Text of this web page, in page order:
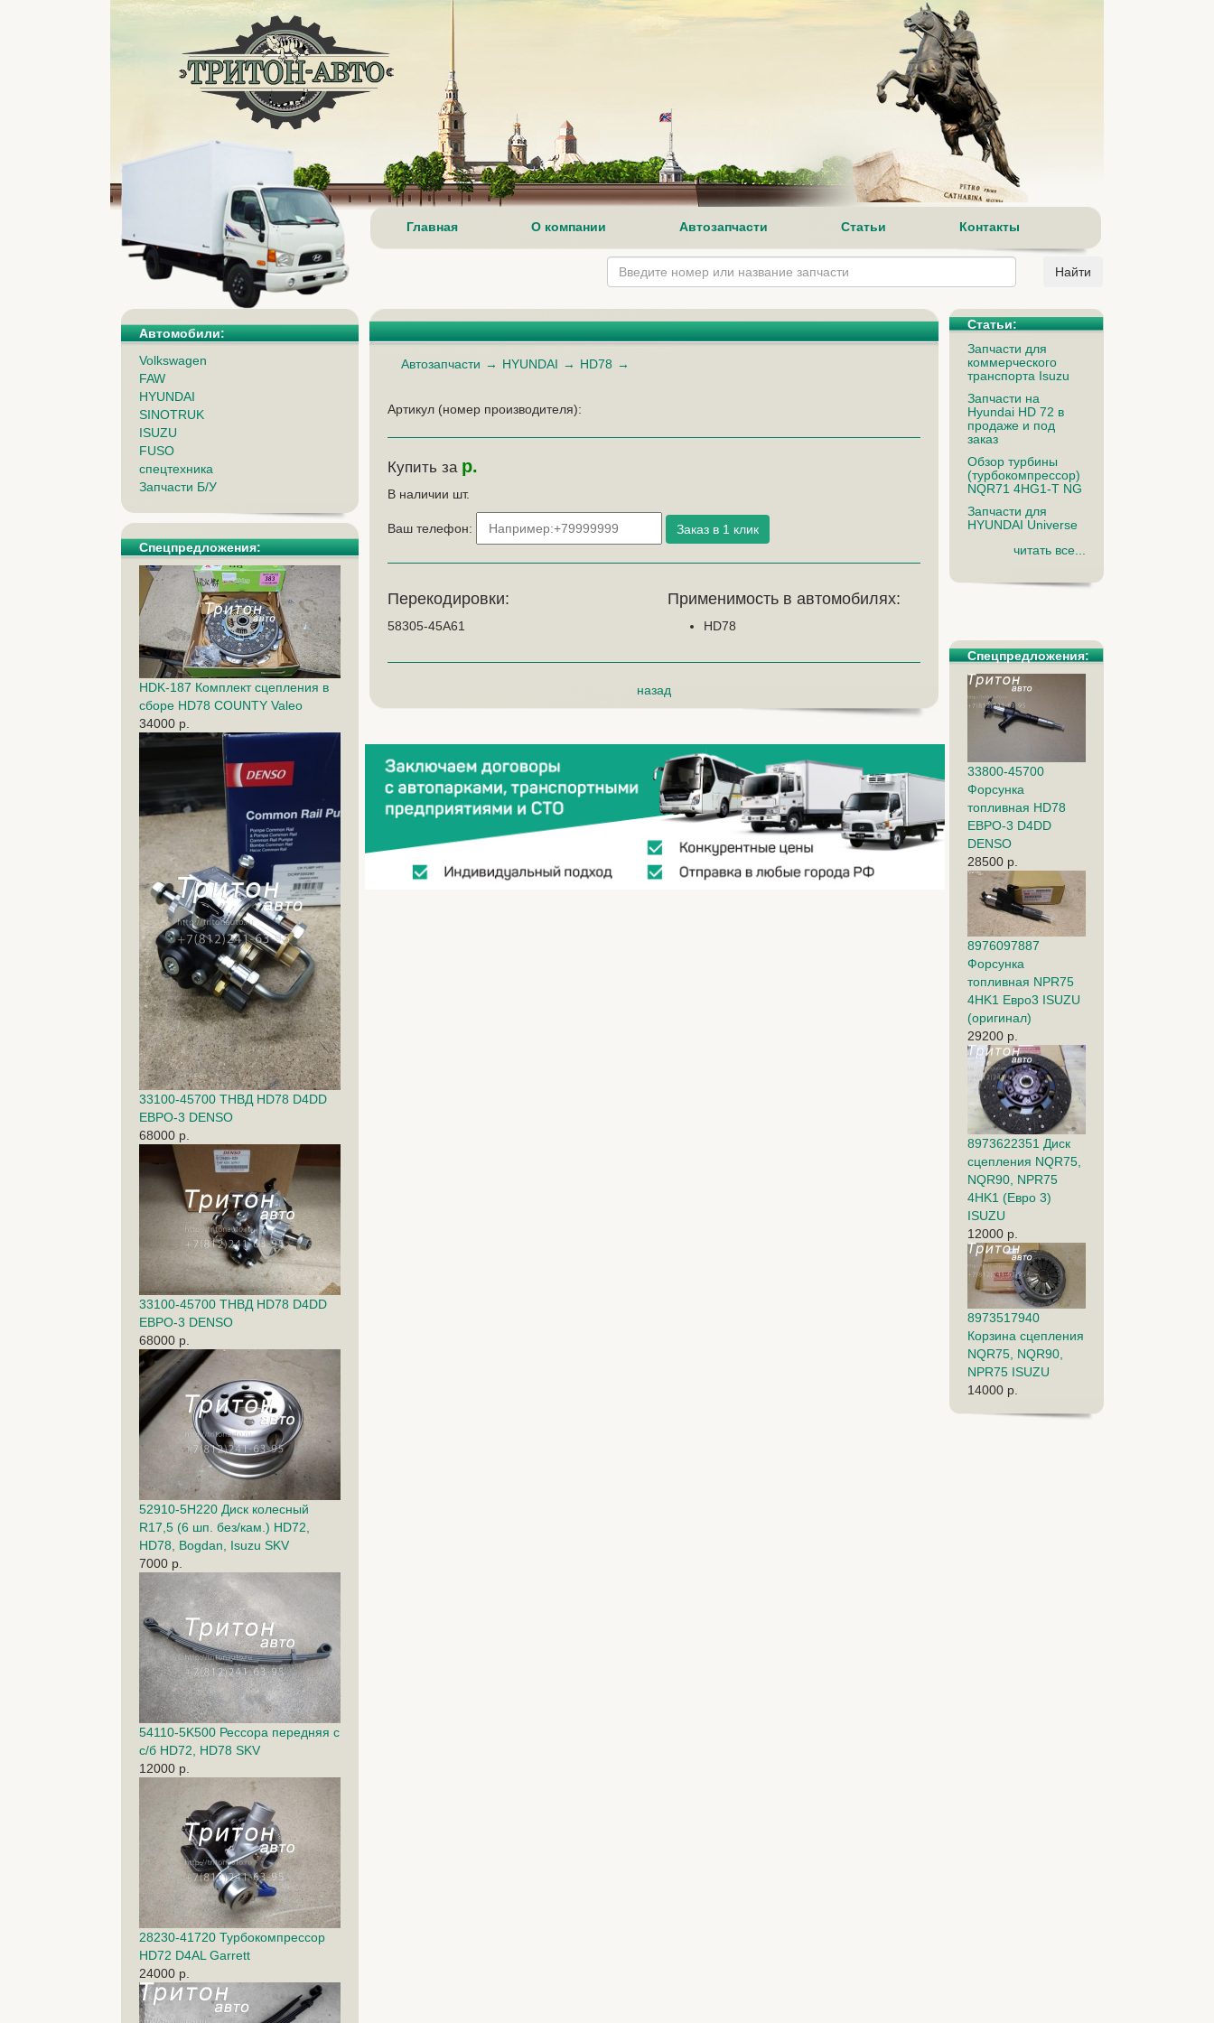
Главная О компании Автозапчасти Статьи Контакты
Автомобили:
Volkswagen
FAW
HYUNDAI
SINOTRUK
ISUZU
FUSO
спецтехника
Запчасти Б/У
Спецпредложения:
HDK-187 Комплект сцепления в
сборе HD78 COUNTY Valeo
34000 р.
33100-45700 ТНВД HD78 D4DD
ЕВРО-3 DENSO
68000 р.
33100-45700 ТНВД HD78 D4DD
ЕВРО-3 DENSO
68000 р.
52910-5H220 Диск колесный
R17,5 (6 шп. без/кам.) HD72,
HD78, Bogdan, Isuzu SKV
7000 р.
54110-5K500 Рессора передняя с
с/б HD72, HD78 SKV
12000 р.
28230-41720 Турбокомпрессор
HD72 D4AL Garrett
24000 р.
Автозапчасти HYUNDAI HD78
Артикул (номер производителя):
Купить за р.
В наличии шт.
Ваш телефон:
Перекодировки:
58305-45A61
Применимость в автомобилях:
HD78
назад
Статьи:
Запчасти для
коммерческого
транспорта Isuzu
Запчасти на
Hyundai HD 72 в
продаже и под
заказ
Обзор турбины
(турбокомпрессор)
NQR71 4HG1-T NG
Запчасти для
HYUNDAI Universe
читать все...
Спецпредложения:
33800-45700
Форсунка
топливная HD78
ЕВРО-3 D4DD
DENSO
28500 р.
8976097887
Форсунка
топливная NPR75
4HK1 Евро3 ISUZU
(оригинал)
29200 р.
8973622351 Диск
сцепления NQR75,
NQR90, NPR75
4HK1 (Евро 3)
ISUZU
12000 р.
8973517940
Корзина сцепления
NQR75, NQR90,
NPR75 ISUZU
14000 р.